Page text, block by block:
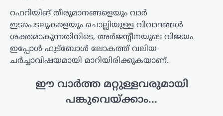
റഫറിയിങ് തീരുമാനങ്ങളെയും വാർ
ഇടപെടലുകളെയും ചൊല്ലിയുള്ള വിവാദങ്ങൾ
ശക്തമാകുന്നതിനിടെ, അർജന്റീനയുടെ വിജയം
ഇപ്പോൾ ഫുട്ബോൾ ലോകത്ത് വലിയ
ചർച്ചാവിഷയമായി മാറിയിരിക്കുകയാണ്.
ഈ വാർത്ത മറ്റുള്ളവരുമായി
പങ്കുവെയ്ക്കാം...